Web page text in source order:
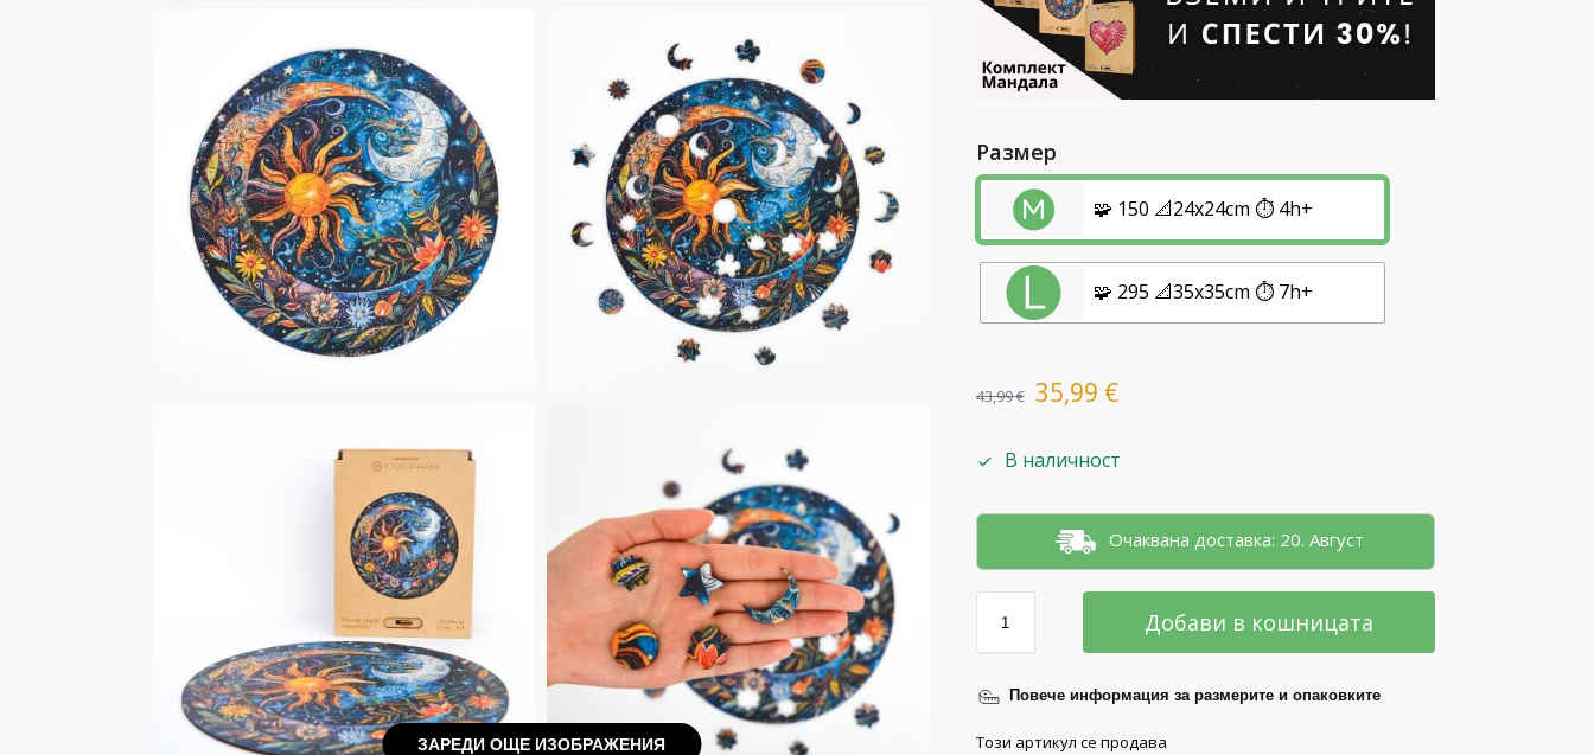
ЗАРЕДИ ОЩЕ ИЗОБРАЖЕНИЯ
Размер
🧩 150 📐24x24cm ⏱️ 4h+
🧩 295 📐35x35cm ⏱️ 7h+
43,99€ 35,99 €
В наличност
Очаквана доставка: 20. Август
Добави в кошницата
Повече информация за размерите и опаковките
Този артикул се продава